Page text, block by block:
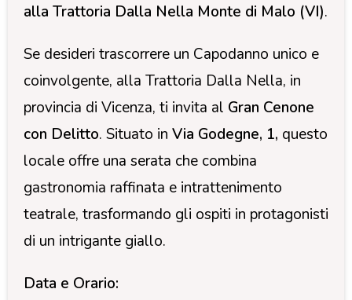
alla Trattoria Dalla Nella Monte di Malo (VI).
Se desideri trascorrere un Capodanno unico e
coinvolgente, alla Trattoria Dalla Nella, in
provincia di Vicenza, ti invita al Gran Cenone
con Delitto. Situato in Via Godegne, 1, questo
locale offre una serata che combina
gastronomia raffinata e intrattenimento
teatrale, trasformando gli ospiti in protagonisti
di un intrigante giallo.
Data e Orario: